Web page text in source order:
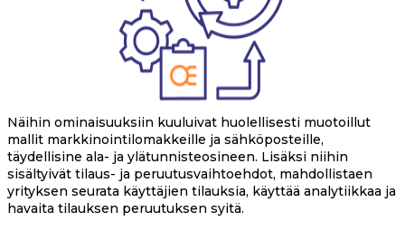
Näihin ominaisuuksiin kuuluivat huolellisesti muotoillut
mallit markkinointilomakkeille ja sähköposteille,
täydellisine ala- ja ylätunnisteosineen. Lisäksi niihin
sisältyivät tilaus- ja peruutusvaihtoehdot, mahdollistaen
yrityksen seurata käyttäjien tilauksia, käyttää analytiikkaa ja
havaita tilauksen peruutuksen syitä.